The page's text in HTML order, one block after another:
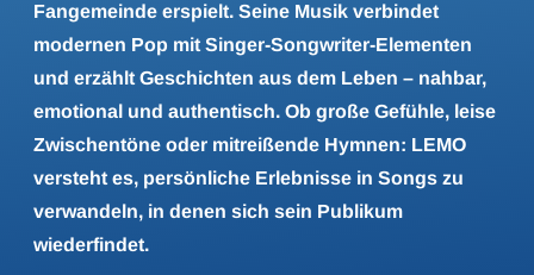
Fangemeinde erspielt. Seine Musik verbindet
modernen Pop mit Singer-Songwriter-Elementen
und erzählt Geschichten aus dem Leben – nahbar,
emotional und authentisch. Ob große Gefühle, leise
Zwischentöne oder mitreißende Hymnen: LEMO
versteht es, persönliche Erlebnisse in Songs zu
verwandeln, in denen sich sein Publikum
wiederfindet.